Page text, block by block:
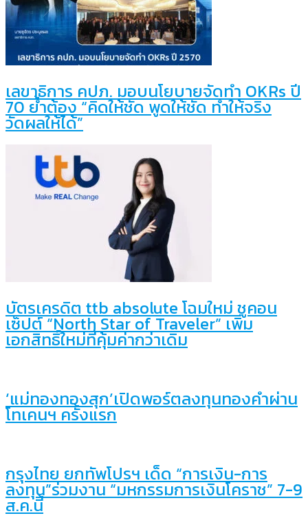
เลขาธิการ คปภ. มอบนโยบายจัดทำ OKRs ปี
70 ย้ำต้อง “คิดให้ชัด พูดให้ชัด ทำให้จริง
วัดผลให้ได้”
บัตรเครดิต ttb absolute โฉมใหม่ ชูคอน
เซ็ปต์ “North Star of Traveler” เพิ่ม
เอกสิทธิ์ใหม่ที่คุ้มค่ากว่าเดิม
‘แม่ทองทองสุก’เปิดพอร์ตลงทุนทองคำผ่าน
โทเคนฯ ครั้งแรก
กรุงไทย ยกทัพโปรฯ เด็ด “การเงิน-การ
ลงทุน”ร่วมงาน “มหกรรมการเงินโคราช” 7-9
ส.ค.นี้